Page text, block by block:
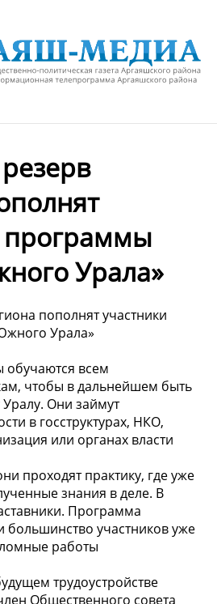
программы
Урала»
пополнят участники
Урала»
обучаются всем
чтобы в дальнейшем быть
Они займут
в госструктурах, НКО,
или органах власти
проходят практику, где уже
знания в деле. В
Программа
большинство участников уже
работы
трудоустройстве
Общественного совета